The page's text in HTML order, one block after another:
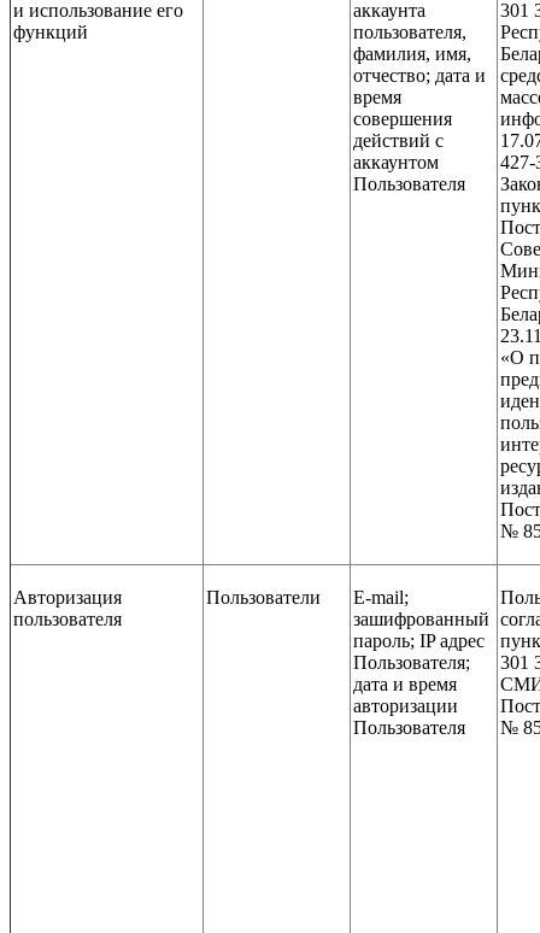
и использование его
функций
аккаунта
пользователя,
фамилия, имя,
отчество; дата и
время
совершения
действий с
аккаунтом
Пользователя
301
427-
«О
№
Авторизация
пользователя
Пользователи
E-mail;
зашифрованный
пароль; IP адрес
Пользователя;
дата и время
авторизации
Пользователя
301
№